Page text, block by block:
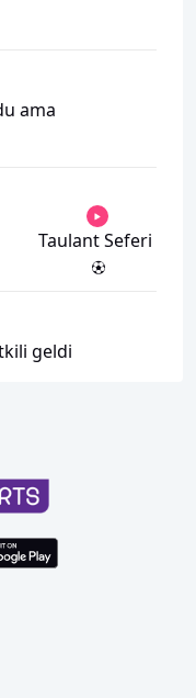
ama
Taulant Seferi
geldi